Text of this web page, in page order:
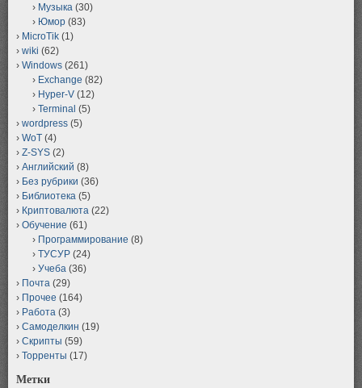
Музыка (30)
Юмор (83)
MicroTik (1)
wiki (62)
Windows (261)
Exchange (82)
Hyper-V (12)
Terminal (5)
wordpress (5)
WoT (4)
Z-SYS (2)
Английский (8)
Без рубрики (36)
Библиотека (5)
Криптовалюта (22)
Обучение (61)
Программирование (8)
ТУСУР (24)
Учеба (36)
Почта (29)
Прочее (164)
Работа (3)
Самоделкин (19)
Скрипты (59)
Торренты (17)
Метки